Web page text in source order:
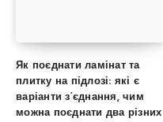
Як поєднати ламінат та
плитку на підлозі: які є
варіанти з’єднання, чим
можна поєднати два різних